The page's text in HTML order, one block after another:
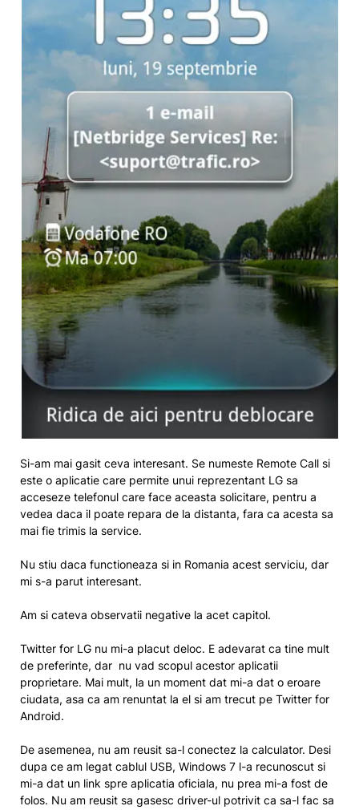
Si-am mai gasit ceva interesant. Se numeste Remote Call si
este o aplicatie care permite unui reprezentant LG sa
acceseze telefonul care face aceasta solicitare, pentru a
vedea daca il poate repara de la distanta, fara ca acesta sa
mai fie trimis la service.
Nu stiu daca functioneaza si in Romania acest serviciu, dar
mi s-a parut interesant.
Am si cateva observatii negative la acet capitol.
Twitter for LG nu mi-a placut deloc. E adevarat ca tine mult
de preferinte, dar nu vad scopul acestor aplicatii
proprietare. Mai mult, la un moment dat mi-a dat o eroare
ciudata, asa ca am renuntat la el si am trecut pe Twitter for
Android.
De asemenea, nu am reusit sa-l conectez la calculator. Desi
dupa ce am legat cablul USB, Windows 7 l-a recunoscut si
mi-a dat un link spre aplicatia oficiala, nu prea mi-a fost de
folos. Nu am reusit sa gasesc driver-ul potrivit ca sa-l fac sa